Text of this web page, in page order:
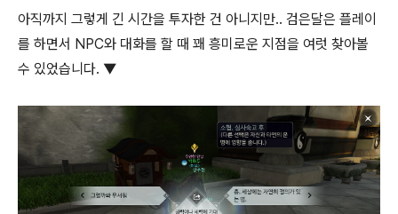
아직까지 그렇게 긴 시간을 투자한 건 아니지만.. 검은달은 플레이
를 하면서 NPC와 대화를 할 때 꽤 흥미로운 지점을 여럿 찾아볼
수 있었습니다. ▼